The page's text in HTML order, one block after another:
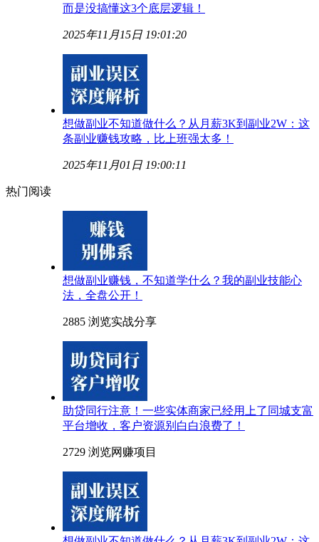
而是没搞懂这3个底层逻辑！
2025年11月15日 19:01:20
想做副业不知道做什么？从月薪3K到副业2W：这
条副业赚钱攻略，比上班强太多！
2025年11月01日 19:00:11
热门阅读
想做副业赚钱，不知道学什么？我的副业技能心
法，全盘公开！
2885 浏览实战分享
助贷同行注意！一些实体商家已经用上了同城支富
平台增收，客户资源别白白浪费了！
2729 浏览网赚项目